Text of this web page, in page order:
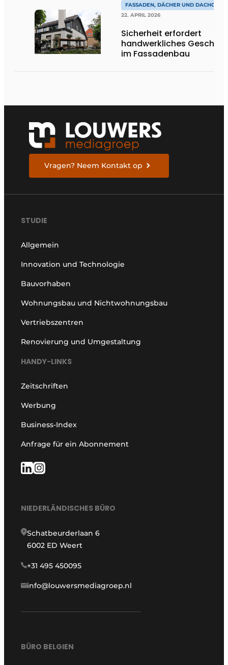
FASSADEN, DÄCHER UND
22. APRIL 2026
Sicherheit erfordert
handwerkliches Geschick
im Fassadenbau
Vragen? Neem Kontakt op
STUDIE
Allgemein
Innovation und Technologie
Bauvorhaben
Wohnungsbau und Nichtwohnungsbau
Vertriebszentren
Renovierung und Umgestaltung
HANDY-LINKS
Zeitschriften
Werbung
Business-Index
Anfrage für ein Abonnement
NIEDERLÄNDISCHES BÜRO
Schatbeurderlaan 6
6002 ED Weert
+31 495 450095
info@louwersmediagroep.nl
BÜRO BELGIEN